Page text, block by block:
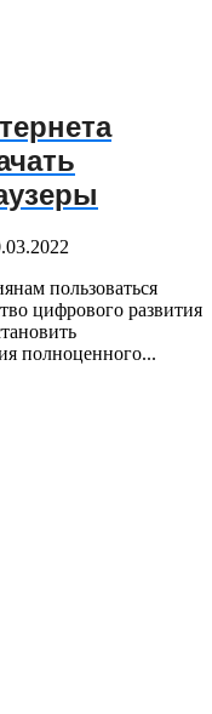
пользоваться
цифрового развития
полноценного...